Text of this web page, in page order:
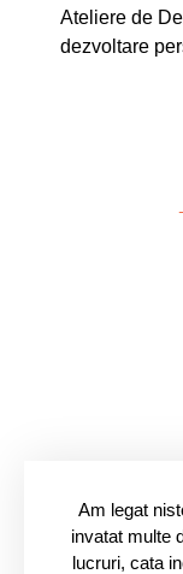
Ateliere de
dezvoltare
Am legat
invatat multe
lucruri, cata